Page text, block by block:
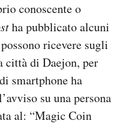
conoscente o
ha pubblicato alcuni
ricevere sugli
di Daejon, per
smartphone ha
su una persona
al: “Magic Coin